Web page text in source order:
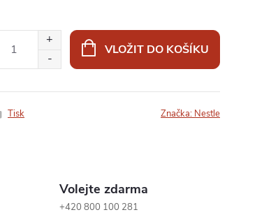
VLOŽIT DO KOŠÍKU
Tisk Značka: Nestle
Volejte zdarma
+420 800 100 281